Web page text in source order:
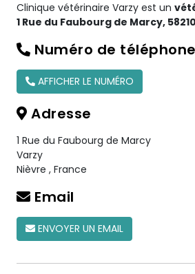
Clinique vétérinaire Varzy est un
1 Rue du Faubourg de Marcy,
Numéro de téléphone
AFFICHER LE NUMÉRO
Adresse
1 Rue du Faubourg de Marcy
Varzy
Nièvre , France
Email
ENVOYER UN EMAIL